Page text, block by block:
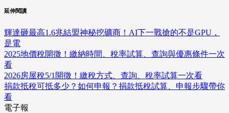
延伸閱讀
輝達砸最高1.6兆結盟神秘挖礦商！AI下一戰搶的不是GPU，
是電
2025地價稅開徵！繳納時間、稅率試算、查詢與優惠條件一次
看
2026房屋稅5/1開徵！繳稅方式、查詢、稅率試算一次看
捐款抵稅可抵多少？如何申報？捐款抵稅試算、申報步驟帶你
看
電子報